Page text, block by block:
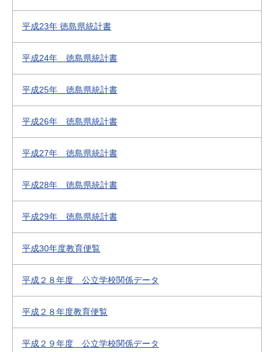
平成23年 徳島県統計書
平成24年 徳島県統計書
平成25年 徳島県統計書
平成26年 徳島県統計書
平成27年 徳島県統計書
平成28年 徳島県統計書
平成29年 徳島県統計書
平成30年度教育便覧
平成２８年度 公立学校関係データ
平成２８年度教育便覧
平成２９年度 公立学校関係データ